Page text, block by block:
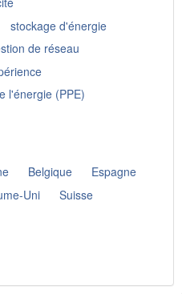
stockage d'énergie
de réseau
l'énergie (PPE)
Belgique
Espagne
Uni Suisse